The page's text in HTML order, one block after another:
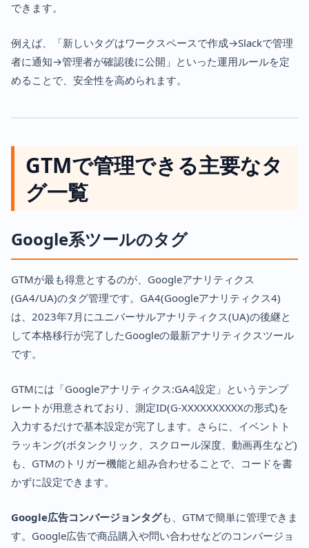
できます。
例えば、「新しいタグはワークスペースで作成→Slackで管理
者に通知→管理者が確認後に公開」といった運用ルールを定
めることで、安全性を高められます。
GTMで管理できる主要なタ
グ一覧
Google系ツールのタグ
GTMが最も得意とするのが、Googleアナリティクス
(GA4/UA)のタグ管理です。GA4(Googleアナリティクス4)
は、2023年7月にユニバーサルアナリティクス(UA)の後継と
して本格移行が完了したGoogleの最新アナリティクスツール
です。
GTMには「Googleアナリティクス:GA4設定」というテンプ
レートが用意されており、測定ID(G-XXXXXXXXXXの形式)を
入力するだけで基本設定が完了します。さらに、イベントト
ラッキング(ボタンクリック、スクロール深度、動画再生など)
も、GTMのトリガー機能と組み合わせることで、コードを書
かずに設定できます。
Google広告コンバージョンタグも、GTMで簡単に管理できま
す。Google広告で商品購入や問い合わせなどのコンバージョ